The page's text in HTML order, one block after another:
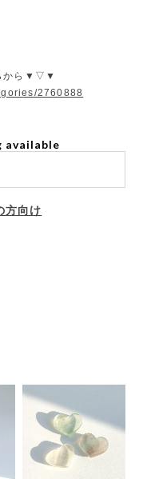
から▼▽▼
2760888
available
方向け